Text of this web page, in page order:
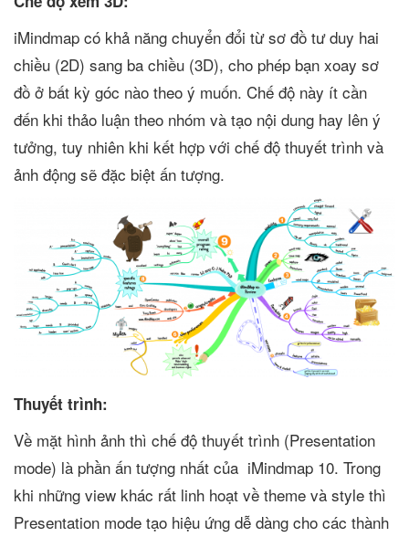
iMindmap có khả năng chuyển đổi từ sơ đồ tư duy hai
chiều (2D) sang ba chiều (3D), cho phép bạn xoay sơ
đồ ở bất kỳ góc nào theo ý muốn. Chế độ này ít cần
đến khi thảo luận theo nhóm và tạo nội dung hay lên ý
tưởng, tuy nhiên khi kết hợp với chế độ thuyết trình và
ảnh động sẽ đặc biệt ấn tượng.
Thuyết trình:
Về mặt hình ảnh thì chế độ thuyết trình (Presentation
mode) là phần ấn tượng nhất của iMindmap 10. Trong
khi những view khác rất linh hoạt về theme và style thì
Presentation mode tạo hiệu ứng dễ dàng cho các thành